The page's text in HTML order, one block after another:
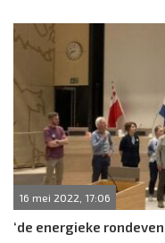
16 mei 2022, 17:06
‘de energieke